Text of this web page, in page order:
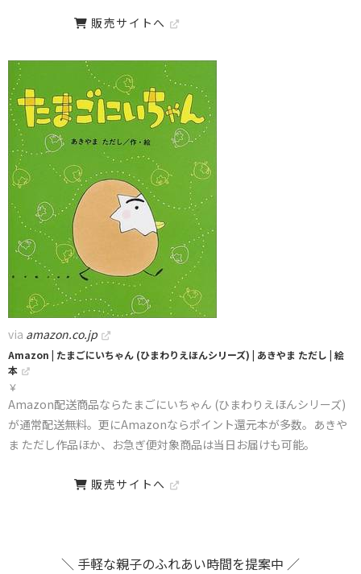
販売サイトへ
via amazon.co.jp
Amazon | たまごにいちゃん (ひまわりえほんシリーズ) | あきやま ただし | 絵
本
￥
Amazon配送商品ならたまごにいちゃん (ひまわりえほんシリーズ)
が通常配送無料。更にAmazonならポイント還元本が多数。あきや
ま ただし作品ほか、お急ぎ便対象商品は当日お届けも可能。
販売サイトへ
＼ 手軽な親子のふれあい時間を提案中 ／